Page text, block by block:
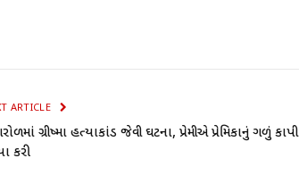
ARTICLE
ગ્રીષ્મા હત્યાકાંડ જેવી ઘટના, પ્રેમીએ પ્રેમિકાનું ગળું કાપી
કરી